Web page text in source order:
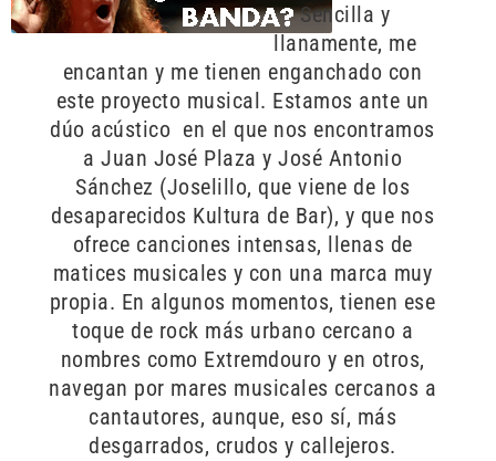
Sencilla y
llanamente, me
encantan y me tienen enganchado con
este proyecto musical. Estamos ante un
dúo acústico en el que nos encontramos
a Juan José Plaza y José Antonio
Sánchez (Joselillo, que viene de los
desaparecidos Kultura de Bar), y que nos
ofrece canciones intensas, llenas de
matices musicales y con una marca muy
propia. En algunos momentos, tienen ese
toque de rock más urbano cercano a
nombres como Extremdouro y en otros,
navegan por mares musicales cercanos a
cantautores, aunque, eso sí, más
desgarrados, crudos y callejeros.